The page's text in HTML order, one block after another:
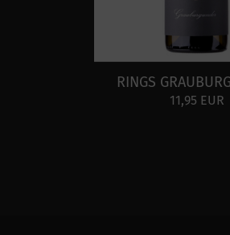
RINGS
11,95 EUR